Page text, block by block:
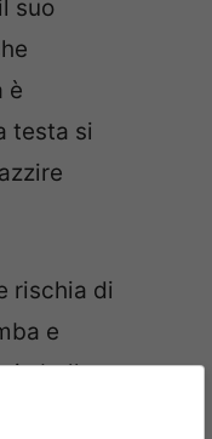
suo
è
testa si
rischia di
e
in bella